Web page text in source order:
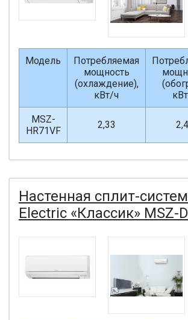
Модель
Потребляемая
мощность
(охлаждение),
кВт/ч
MSZ-
HR71VF
2,33
Настенная сплит-
Electric «Классик» MSZ-